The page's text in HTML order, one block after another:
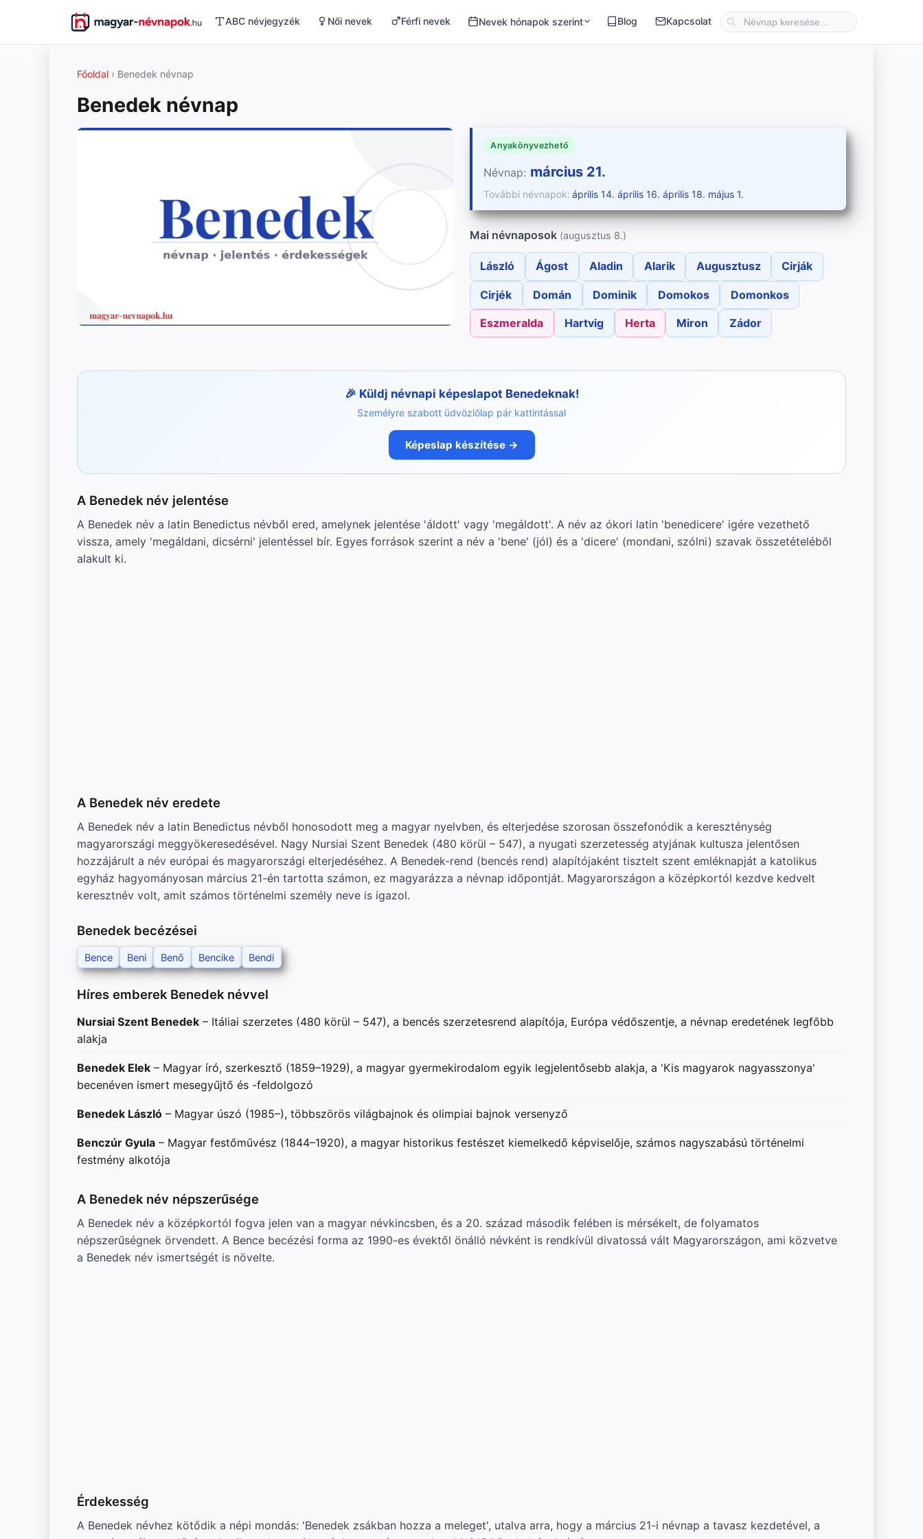
ABC névjegyzék Női nevek Férfi nevek Nevek hónapok szerint Blog Kapcsolat
Főoldal › Benedek névnap
Benedek névnap
Anyakönyvezhető
Névnap: március 21.
További névnapok: április 14.·április 16.·április 18.·május 1.
Mai névnaposok (augusztus 8.)
László Ágost Aladin Alarik Augusztusz Cirják
Cirjék Domán Dominik Domokos Domonkos
Eszmeralda Hartvig Herta Miron Zádor
Küldj névnapi képeslapot Benedeknak!
Személyre szabott üdvözlőlap pár kattintással
Képeslap készítése →
A Benedek név jelentése
A Benedek név a latin Benedictus névből ered, amelynek jelentése 'áldott' vagy 'megáldott'. A név az ókori latin 'benedicere' igére vezethető
vissza, amely 'megáldani, dicsérni' jelentéssel bír. Egyes források szerint a név a 'bene' (jól) és a 'dicere' (mondani, szólni) szavak összetételéből
alakult ki.
A Benedek név eredete
A Benedek név a latin Benedictus névből honosodott meg a magyar nyelvben, és elterjedése szorosan összefonódik a kereszténység
magyarországi meggyökeresedésével. Nagy Nursiai Szent Benedek (480 körül – 547), a nyugati szerzetesség atyjának kultusza jelentősen
hozzájárult a név európai és magyarországi elterjedéséhez. A Benedek-rend (bencés rend) alapítójaként tisztelt szent emléknapját a katolikus
egyház hagyományosan március 21-én tartotta számon, ez magyarázza a névnap időpontját. Magyarországon a középkortól kezdve kedvelt
keresztnév volt, amit számos történelmi személy neve is igazol.
Benedek becézései
Bence Beni Benő Bencike Bendi
Híres emberek Benedek névvel
Nursiai Szent Benedek – Itáliai szerzetes (480 körül – 547), a bencés szerzetesrend alapítója, Európa védőszentje, a névnap eredetének legfőbb
alakja
Benedek Elek – Magyar író, szerkesztő (1859–1929), a magyar gyermekirodalom egyik legjelentősebb alakja, a 'Kis magyarok nagyasszonya'
becenéven ismert mesegyűjtő és -feldolgozó
Benedek László – Magyar úszó (1985–), többszörös világbajnok és olimpiai bajnok versenyző
Benczúr Gyula – Magyar festőművész (1844–1920), a magyar historikus festészet kiemelkedő képviselője, számos nagyszabású történelmi
festmény alkotója
A Benedek név népszerűsége
A Benedek név a középkortól fogva jelen van a magyar névkincsben, és a 20. század második felében is mérsékelt, de folyamatos
népszerűségnek örvendett. A Bence becézési forma az 1990-es évektől önálló névként is rendkívül divatossá vált Magyarországon, ami közvetve
a Benedek név ismertségét is növelte.
Érdekesség
A Benedek névhez kötődik a népi mondás: 'Benedek zsákban hozza a meleget', utalva arra, hogy a március 21-i névnap a tavasz kezdetével, a